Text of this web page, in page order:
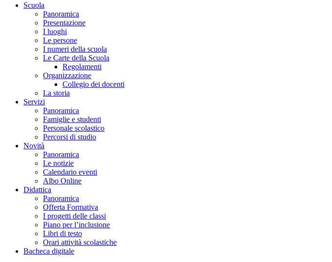
Scuola
Panoramica
Presentazione
I luoghi
Le persone
I numeri della scuola
Le Carte della Scuola
Regolamenti
Organizzazione
Collegio dei docenti
La storia
Servizi
Panoramica
Famiglie e studenti
Personale scolastico
Percorsi di studio
Novità
Panoramica
Le notizie
Calendario eventi
Albo Online
Didattica
Panoramica
Offerta Formativa
I progetti delle classi
Piano per l’inclusione
Libri di testo
Orari attività scolastiche
Bacheca digitale